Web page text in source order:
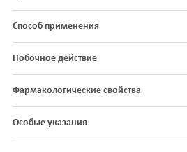
Способ применения
Побочное действие
Фармакологические свойства
Особые указания